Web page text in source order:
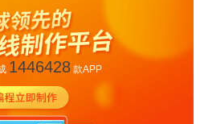
1446428款APP